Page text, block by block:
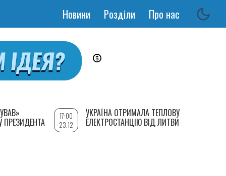
Основная
Новини Розділи Про нас
ПРЕЗИДЕНТА
17:00
23.12
УКРАЇНА ОТРИМАЛА ТЕПЛОВУ
ЕЛЕКТРОСТАНЦІЮ ВІД ЛИТВИ